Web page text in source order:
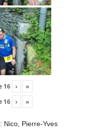
16 ›
»
16 › »
Nico, Pierre-Yves